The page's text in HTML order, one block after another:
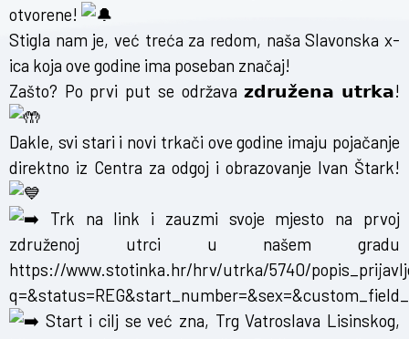
otvorene!
Stigla nam je, već treća za redom, naša Slavonska x-
ica koja ove godine ima poseban značaj!
Zašto? Po prvi put se održava 𝘇𝗱𝗿𝘂𝘇̌𝗲𝗻𝗮 𝘂𝘁𝗿𝗸𝗮!
Dakle, svi stari i novi trkači ove godine imaju pojačanje
direktno iz Centra za odgoj i obrazovanje Ivan Štark!
Trk na link i zauzmi svoje mjesto na prvoj
združenoj utrci u našem gradu
https://www.stotinka.hr/hrv/utrka/5740/
Start i cilj se već zna, Trg Vatroslava Lisinskog,